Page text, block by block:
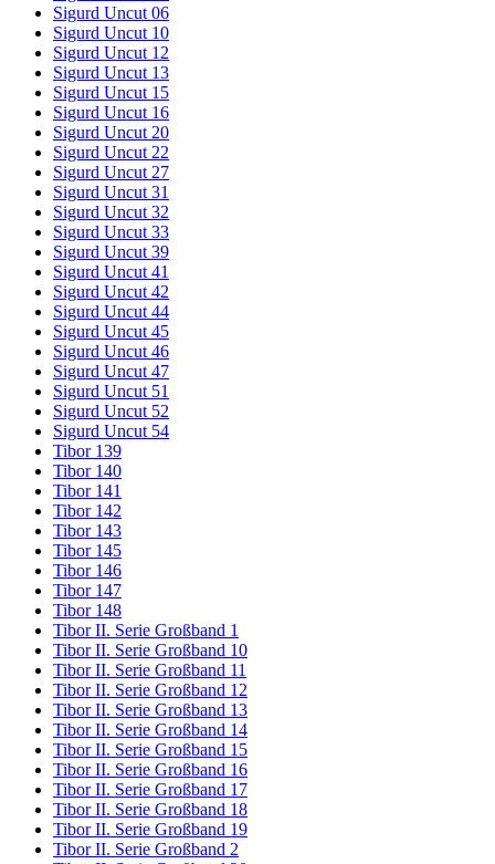
Sigurd Uncut 06
Sigurd Uncut 10
Sigurd Uncut 12
Sigurd Uncut 13
Sigurd Uncut 15
Sigurd Uncut 16
Sigurd Uncut 20
Sigurd Uncut 22
Sigurd Uncut 27
Sigurd Uncut 31
Sigurd Uncut 32
Sigurd Uncut 33
Sigurd Uncut 39
Sigurd Uncut 41
Sigurd Uncut 42
Sigurd Uncut 44
Sigurd Uncut 45
Sigurd Uncut 46
Sigurd Uncut 47
Sigurd Uncut 51
Sigurd Uncut 52
Sigurd Uncut 54
Tibor 139
Tibor 140
Tibor 141
Tibor 142
Tibor 143
Tibor 145
Tibor 146
Tibor 147
Tibor 148
Tibor II. Serie Großband 1
Tibor II. Serie Großband 10
Tibor II. Serie Großband 11
Tibor II. Serie Großband 12
Tibor II. Serie Großband 13
Tibor II. Serie Großband 14
Tibor II. Serie Großband 15
Tibor II. Serie Großband 16
Tibor II. Serie Großband 17
Tibor II. Serie Großband 18
Tibor II. Serie Großband 19
Tibor II. Serie Großband 2